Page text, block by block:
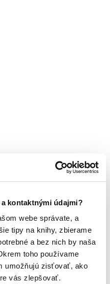
kontaktnými údajmi?
webe správate, a
tipy na knihy, zbierame
a bez nich by naša
toho používame
umožňujú zisťovať, ako
vás zlepšovať.
vo mne miernejšie pocity ako
Dej bol fajn, no koniec mohol
Ale ešte neviem, ako sa